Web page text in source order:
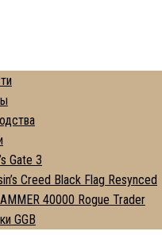
Gate 3
Creed Black Flag Resynced
40000 Rogue Trader
GGB